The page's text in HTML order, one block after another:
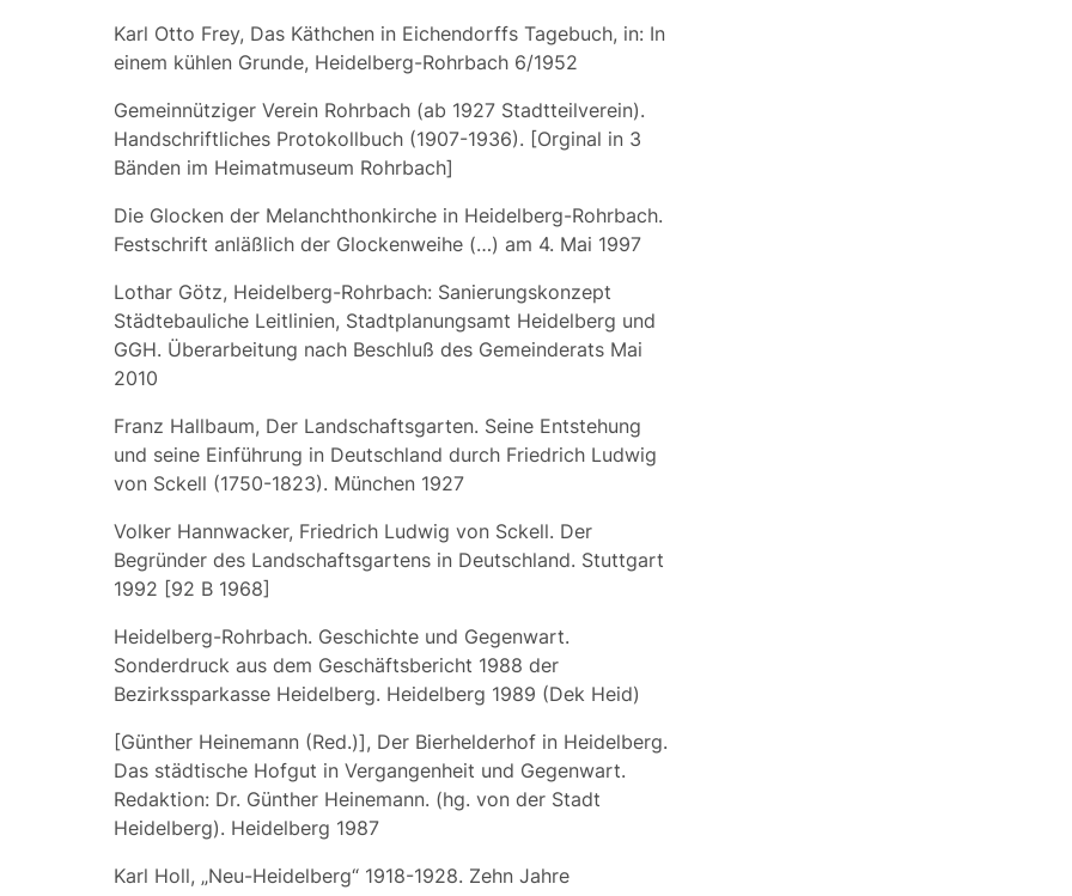
Karl Otto Frey, Das Käthchen in Eichendorffs Tagebuch, in: In
einem kühlen Grunde, Heidelberg-Rohrbach 6/1952
Gemeinnütziger Verein Rohrbach (ab 1927 Stadtteilverein).
Handschriftliches Protokollbuch (1907-1936). [Orginal in 3
Bänden im Heimatmuseum Rohrbach]
Die Glocken der Melanchthonkirche in Heidelberg-Rohrbach.
Festschrift anläßlich der Glockenweihe (…) am 4. Mai 1997
Lothar Götz, Heidelberg-Rohrbach: Sanierungskonzept
Städtebauliche Leitlinien, Stadtplanungsamt Heidelberg und
GGH. Überarbeitung nach Beschluß des Gemeinderats Mai
2010
Franz Hallbaum, Der Landschaftsgarten. Seine Entstehung
und seine Einführung in Deutschland durch Friedrich Ludwig
von Sckell (1750-1823). München 1927
Volker Hannwacker, Friedrich Ludwig von Sckell. Der
Begründer des Landschaftsgartens in Deutschland. Stuttgart
1992 [92 B 1968]
Heidelberg-Rohrbach. Geschichte und Gegenwart.
Sonderdruck aus dem Geschäftsbericht 1988 der
Bezirkssparkasse Heidelberg. Heidelberg 1989 (Dek Heid)
[Günther Heinemann (Red.)], Der Bierhelderhof in Heidelberg.
Das städtische Hofgut in Vergangenheit und Gegenwart.
Redaktion: Dr. Günther Heinemann. (hg. von der Stadt
Heidelberg). Heidelberg 1987
Karl Holl, „Neu-Heidelberg“ 1918-1928. Zehn Jahre